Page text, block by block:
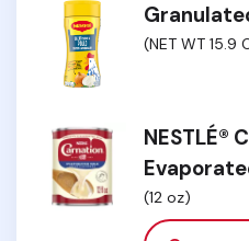
(NET WT 15.9
NESTLÉ®
(12 oz)